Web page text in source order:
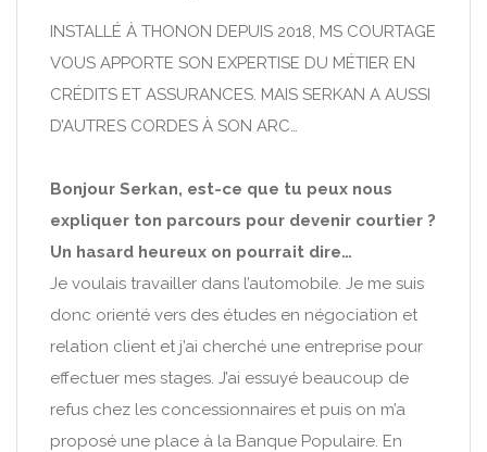
INSTALLÉ À THONON DEPUIS 2018, MS COURTAGE
VOUS APPORTE SON EXPERTISE DU MÉTIER EN
CRÉDITS ET ASSURANCES. MAIS SERKAN A AUSSI
D’AUTRES CORDES À SON ARC…
Bonjour Serkan, est-ce que tu peux nous
expliquer ton parcours pour devenir courtier ?
Un hasard heureux on pourrait dire…
Je voulais travailler dans l’automobile. Je me suis
donc orienté vers des études en négociation et
relation client et j’ai cherché une entreprise pour
effectuer mes stages. J’ai essuyé beaucoup de
refus chez les concessionnaires et puis on m’a
proposé une place à la Banque Populaire. En